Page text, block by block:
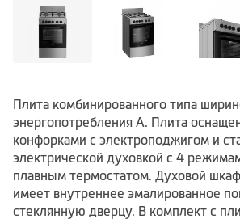
Плита комбинированного типа
энергопотребления А. Плита
конфорками с электроподжигом и
электрической духовкой с 4
плавным термостатом. Духовой
имеет внутреннее эмалированное
стеклянную дверцу. В комплект с